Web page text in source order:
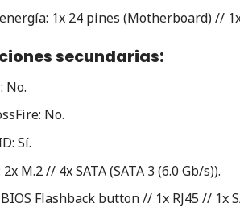
1x 24 pines (Motherboard) //
secundarias:
No.
No.
Sí.
M.2 // 4x SATA (SATA 3 (6.0 Gb/s)).
Flashback button // 1x RJ45 // 1x